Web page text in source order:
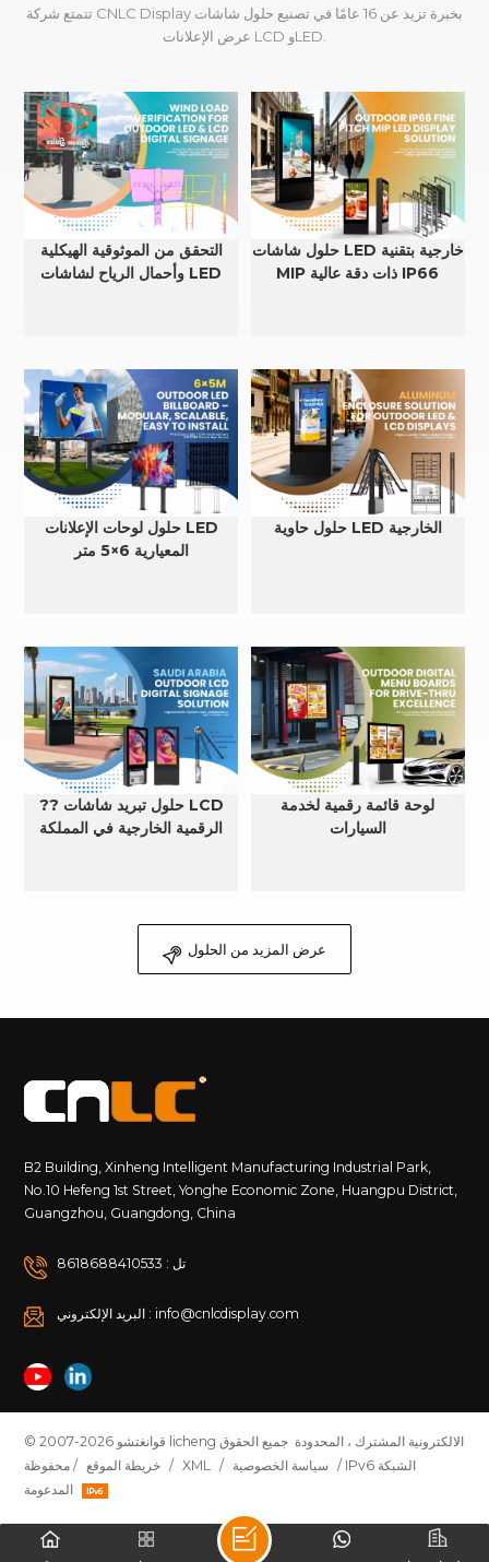
تتمتع شركة CNLC Display بخبرة تزيد عن 16 عامًا في تصنيع حلول شاشات
عرض الإعلانات LCD وLED.
التحقق من الموثوقية الهيكلية
وأحمال الرياح لشاشات LED
حلول شاشات LED خارجية بتقنية
MIP ذات دقة عالية IP66
حلول لوحات الإعلانات LED
المعيارية 6×5 متر
حلول حاوية LED الخارجية
?? حلول تبريد شاشات LCD
الرقمية الخارجية في المملكة
لوحة قائمة رقمية لخدمة
السيارات
عرض المزيد من الحلول
B2 Building, Xinheng Intelligent Manufacturing Industrial Park,
No.10 Hefeng 1st Street, Yonghe Economic Zone, Huangpu District,
Guangzhou, Guangdong, China
تل : 8618688410533
البريد الإلكتروني : info@cnlcdisplay.com
© 2007-2026 قوانغتشو licheng الالكترونية المشترك ، المحدودة جميع الحقوق
محفوظة / خريطة الموقع / XML / سياسة الخصوصية / IPv6 الشبكة